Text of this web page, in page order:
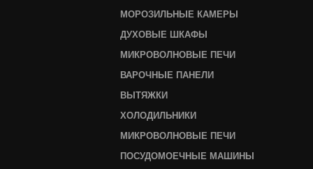
МОРОЗИЛЬНЫЕ КАМЕРЫ
ДУХОВЫЕ ШКАФЫ
МИКРОВОЛНОВЫЕ ПЕЧИ
ВАРОЧНЫЕ ПАНЕЛИ
ВЫТЯЖКИ
ХОЛОДИЛЬНИКИ
МИКРОВОЛНОВЫЕ ПЕЧИ
ПОСУДОМОЕЧНЫЕ МАШИНЫ